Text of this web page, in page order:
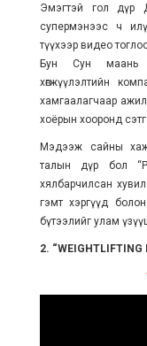
Эмэгтэй гол дүр
супермэнээс ч илүү
түүхээр видео
Бун Сун маань
хөгжүүлэлтийн
хамгаалагчаар
хоёрын хооронд
Мэдээж сайны
талын дүр бол
хялбарчилсан
гэмт хэргүүд
бүтээлийг улам
2. “WEIGHTLIFTING